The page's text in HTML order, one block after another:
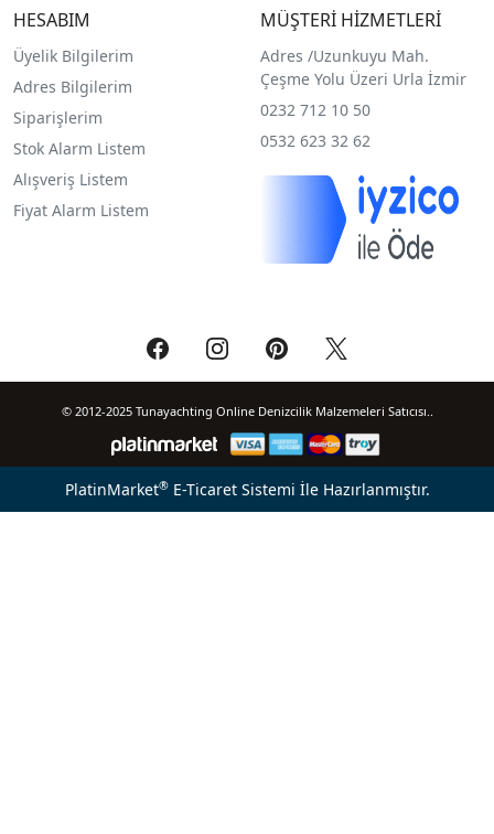
HESABIM
Üyelik Bilgilerim
Adres Bilgilerim
Siparişlerim
Stok Alarm Listem
Alışveriş Listem
Fiyat Alarm Listem
MÜŞTERİ HİZMETLERİ
Adres /Uzunkuyu Mah.
Çeşme Yolu Üzeri Urla İzmir
0232 712 10 50
0532 623 32 62
© 2012-2025 Tunayachting Online Denizcilik Malzemeleri Satıcısı..
PlatinMarket®E-Ticaret Sistemi İle Hazırlanmıştır.